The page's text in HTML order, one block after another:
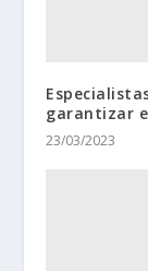
garantizar
23/03/2023